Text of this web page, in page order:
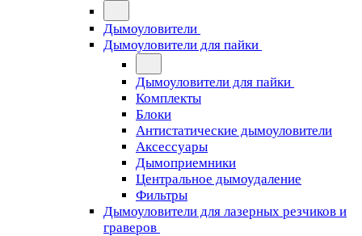
Дымоуловители
Дымоуловители для пайки
Дымоуловители для пайки
Комплекты
Блоки
Антистатические дымоуловители
Аксессуары
Дымоприемники
Центральное дымоудаление
Фильтры
Дымоуловители для лазерных резчиков и
граверов